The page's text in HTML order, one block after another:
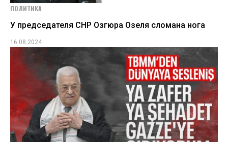
ПОЛИТИКА
У председателя СНР Озгюра Озеля сломана нога
16.08.2024